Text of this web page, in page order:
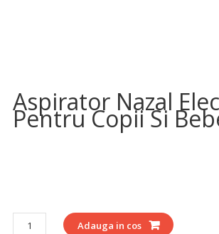
Aspirator Nazal
Pentru Copii Si
Cantitate Adauga in cos